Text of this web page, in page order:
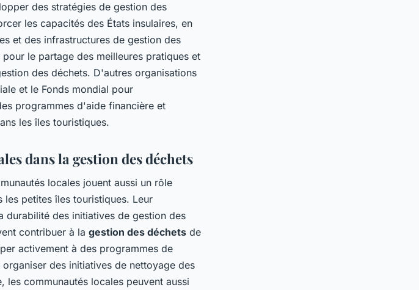
des stratégies de gestion des
les capacités des États insulaires, en
et des infrastructures de gestion des
le partage des meilleures pratiques et
des déchets. D'autres organisations
et le Fonds mondial pour
programmes d'aide financière et
les îles touristiques.
dans la gestion des déchets
locales jouent aussi un rôle
petites îles touristiques. Leur
durabilité des initiatives de gestion des
contribuer à la gestion des déchets de
activement à des programmes de
des initiatives de nettoyage des
les communautés locales peuvent aussi